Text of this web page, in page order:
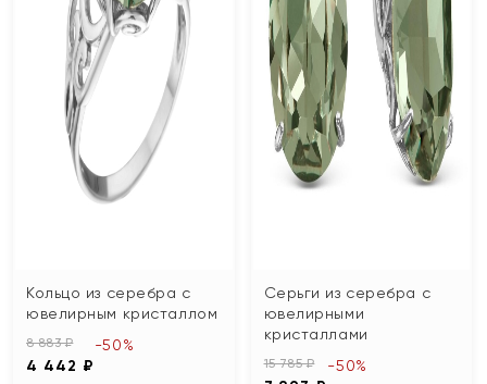
Кольцо из серебра с
ювелирным кристаллом
8 883 ₽
4 442 ₽
-50%
Серьги из серебра с
ювелирными
кристаллами
15 785 ₽ -50%